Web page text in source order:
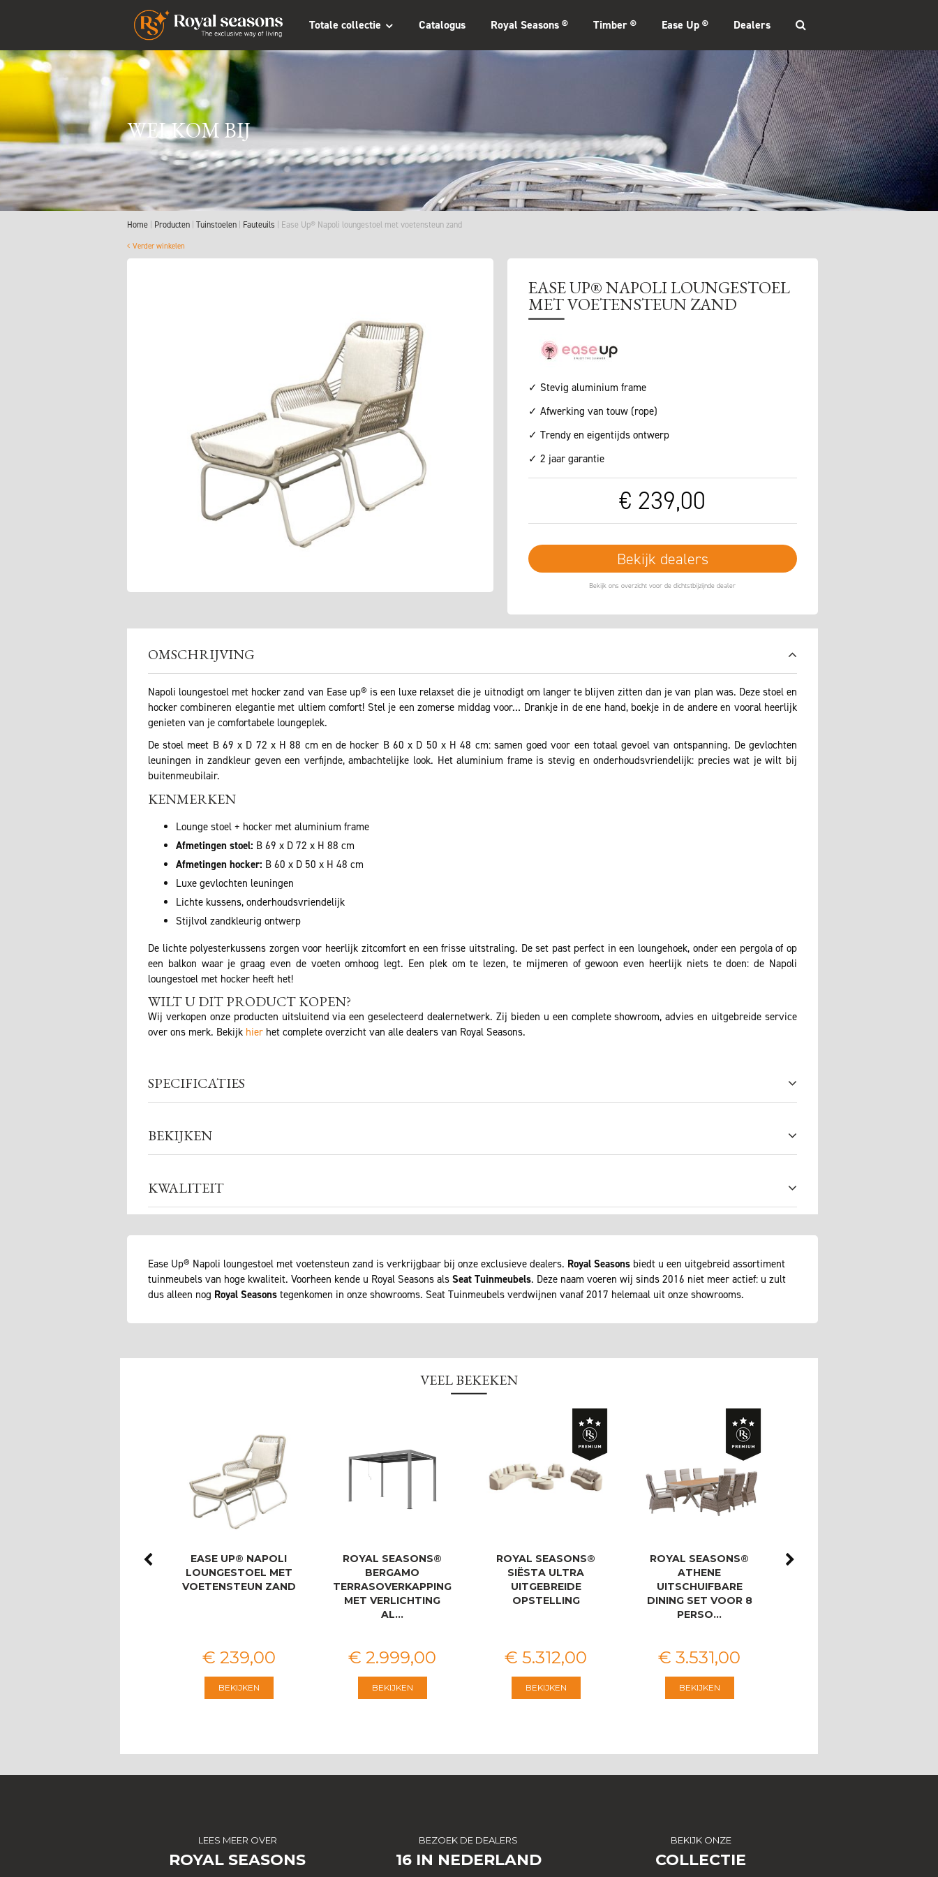
Totale collectie Catalogus Royal Seasons ® Timber ® Ease Up ® Dealers
WELKOM BIJ
Home Producten Tuinstoelen Fauteuils Ease Up® Napoli loungestoel met voetensteun zand
Verder winkelen
EASE UP® NAPOLI LOUNGESTOEL
MET VOETENSTEUN ZAND
✓ Stevig aluminium frame
✓ Afwerking van touw (rope)
✓ Trendy en eigentijds ontwerp
✓ 2 jaar garantie
€ 239,00
Bekijk dealers
OMSCHRIJVING
Napoli loungestoel met hocker zand van Ease up® is een luxe relaxset die je uitnodigt om langer te blijven zitten dan je van plan was. Deze stoel en
hocker combineren elegantie met ultiem comfort! Stel je een zomerse middag voor… Drankje in de ene hand, boekje in de andere en vooral heerlijk
genieten van je comfortabele loungeplek.
De stoel meet B 69 x D 72 x H 88 cm en de hocker B 60 x D 50 x H 48 cm: samen goed voor een totaal gevoel van ontspanning. De gevlochten
leuningen in zandkleur geven een verfijnde, ambachtelijke look. Het aluminium frame is stevig en onderhoudsvriendelijk: precies wat je wilt bij
buitenmeubilair.
KENMERKEN
Lounge stoel + hocker met aluminium frame
Afmetingen stoel: B 69 x D 72 x H 88 cm
Afmetingen hocker: B 60 x D 50 x H 48 cm
Luxe gevlochten leuningen
Lichte kussens, onderhoudsvriendelijk
Stijlvol zandkleurig ontwerp
De lichte polyesterkussens zorgen voor heerlijk zitcomfort en een frisse uitstraling. De set past perfect in een loungehoek, onder een pergola of op
een balkon waar je graag even de voeten omhoog legt. Een plek om te lezen, te mijmeren of gewoon even heerlijk niets te doen: de Napoli
loungestoel met hocker heeft het!
WILT U DIT PRODUCT KOPEN?
Wij verkopen onze producten uitsluitend via een geselecteerd dealernetwerk. Zij bieden u een complete showroom, advies en uitgebreide service
over ons merk. Bekijk hier het complete overzicht van alle dealers van Royal Seasons.
SPECIFICATIES
BEKIJKEN
KWALITEIT
Ease Up® Napoli loungestoel met voetensteun zand is verkrijgbaar bij onze exclusieve dealers. Royal Seasons biedt u een uitgebreid assortiment
tuinmeubels van hoge kwaliteit. Voorheen kende u Royal Seasons als Seat Tuinmeubels. Deze naam voeren wij sinds 2016 niet meer actief: u zult
dus alleen nog Royal Seasons tegenkomen in onze showrooms. Seat Tuinmeubels verdwijnen vanaf 2017 helemaal uit onze showrooms.
VEEL BEKEKEN
EASE UP® NAPOLI
LOUNGESTOEL MET
VOETENSTEUN ZAND
€ 239,00
BEKIJKEN
ROYAL SEASONS®
BERGAMO
TERRASOVERKAPPING
MET VERLICHTING
AL…
€ 2.999,00
BEKIJKEN
ROYAL SEASONS®
SIËSTA ULTRA
UITGEBREIDE
OPSTELLING
€ 5.312,00
BEKIJKEN
ROYAL SEASONS®
ATHENE
UITSCHUIFBARE
DINING SET VOOR 8
PERSO…
€ 3.531,00
BEKIJKEN
LEES MEER OVER
ROYAL SEASONS
BEKIJK ONZE
COLLECTIE
BEZOEK DE DEALERS
16 IN NEDERLAND